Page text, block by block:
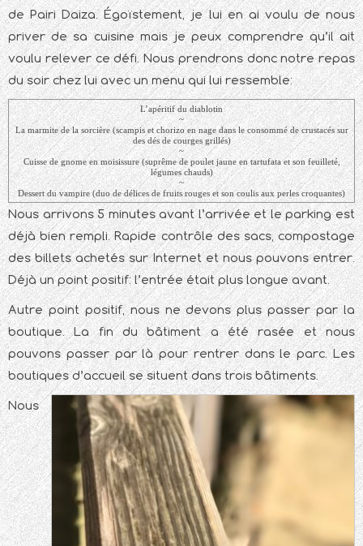
de Pairi Daiza. Égoïstement, je lui en ai voulu de nous
priver de sa cuisine mais je peux comprendre qu’il ait
voulu relever ce défi. Nous prendrons donc notre repas
du soir chez lui avec un menu qui lui ressemble:
L’apéritif du diablotin
~
La marmite de la sorcière (scampis et chorizo en nage dans le consommé de crustacés sur
des dés de courges grillés)
~
Cuisse de gnome en moisissure (suprême de poulet jaune en tartufata et son feuilleté,
légumes chauds)
~
Dessert du vampire (duo de délices de fruits rouges et son coulis aux perles croquantes)
Nous arrivons 5 minutes avant l’arrivée et le parking est
déjà bien rempli. Rapide contrôle des sacs, compostage
des billets achetés sur Internet et nous pouvons entrer.
Déjà un point positif: l’entrée était plus longue avant.
Autre point positif, nous ne devons plus passer par la
boutique. La fin du bâtiment a été rasée et nous
pouvons passer par là pour rentrer dans le parc. Les
boutiques d’accueil se situent dans trois bâtiments.
Nous